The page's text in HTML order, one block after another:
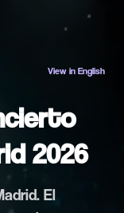
View in English
2026
El